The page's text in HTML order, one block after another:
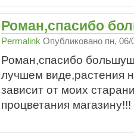
Роман,спасибо
Permalink Опубликовано пн, 06/
Роман,спасибо
лучшем виде,растения
зависит от моих
процветания магазину!!!